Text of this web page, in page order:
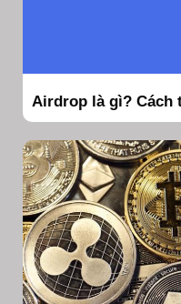
Airdrop là gì? Cách